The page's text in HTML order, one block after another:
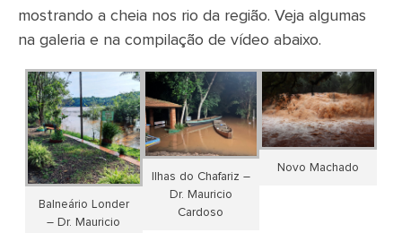
mostrando a cheia nos rio da região. Veja algumas
na galeria e na compilação de vídeo abaixo.
Balneário Londer
– Dr. Mauricio
Ilhas do Chafariz –
Dr. Mauricio
Cardoso
Novo Machado